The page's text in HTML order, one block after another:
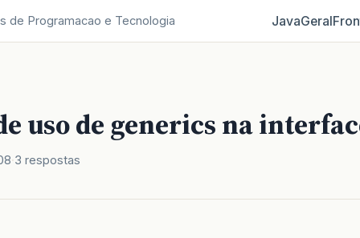
de Programacao e Tecnologia JavaGeral
uso de generics na
3 respostas